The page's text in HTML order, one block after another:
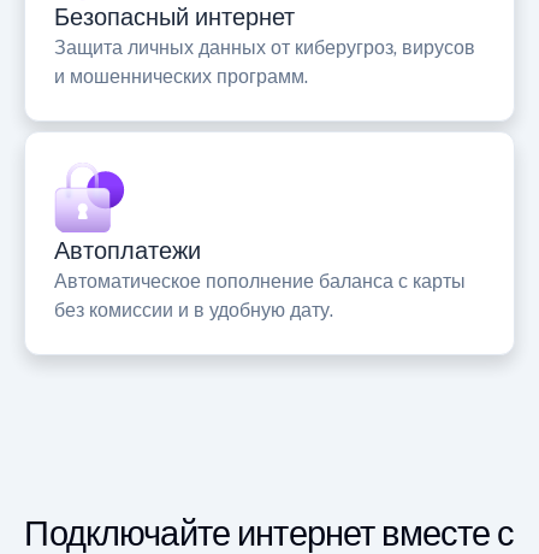
Безопасный интернет
Защита личных данных от киберугроз, вирусов
и мошеннических программ.
Автоплатежи
Автоматическое пополнение баланса с карты
без комиссии и в удобную дату.
Подключайте интернет вместе с